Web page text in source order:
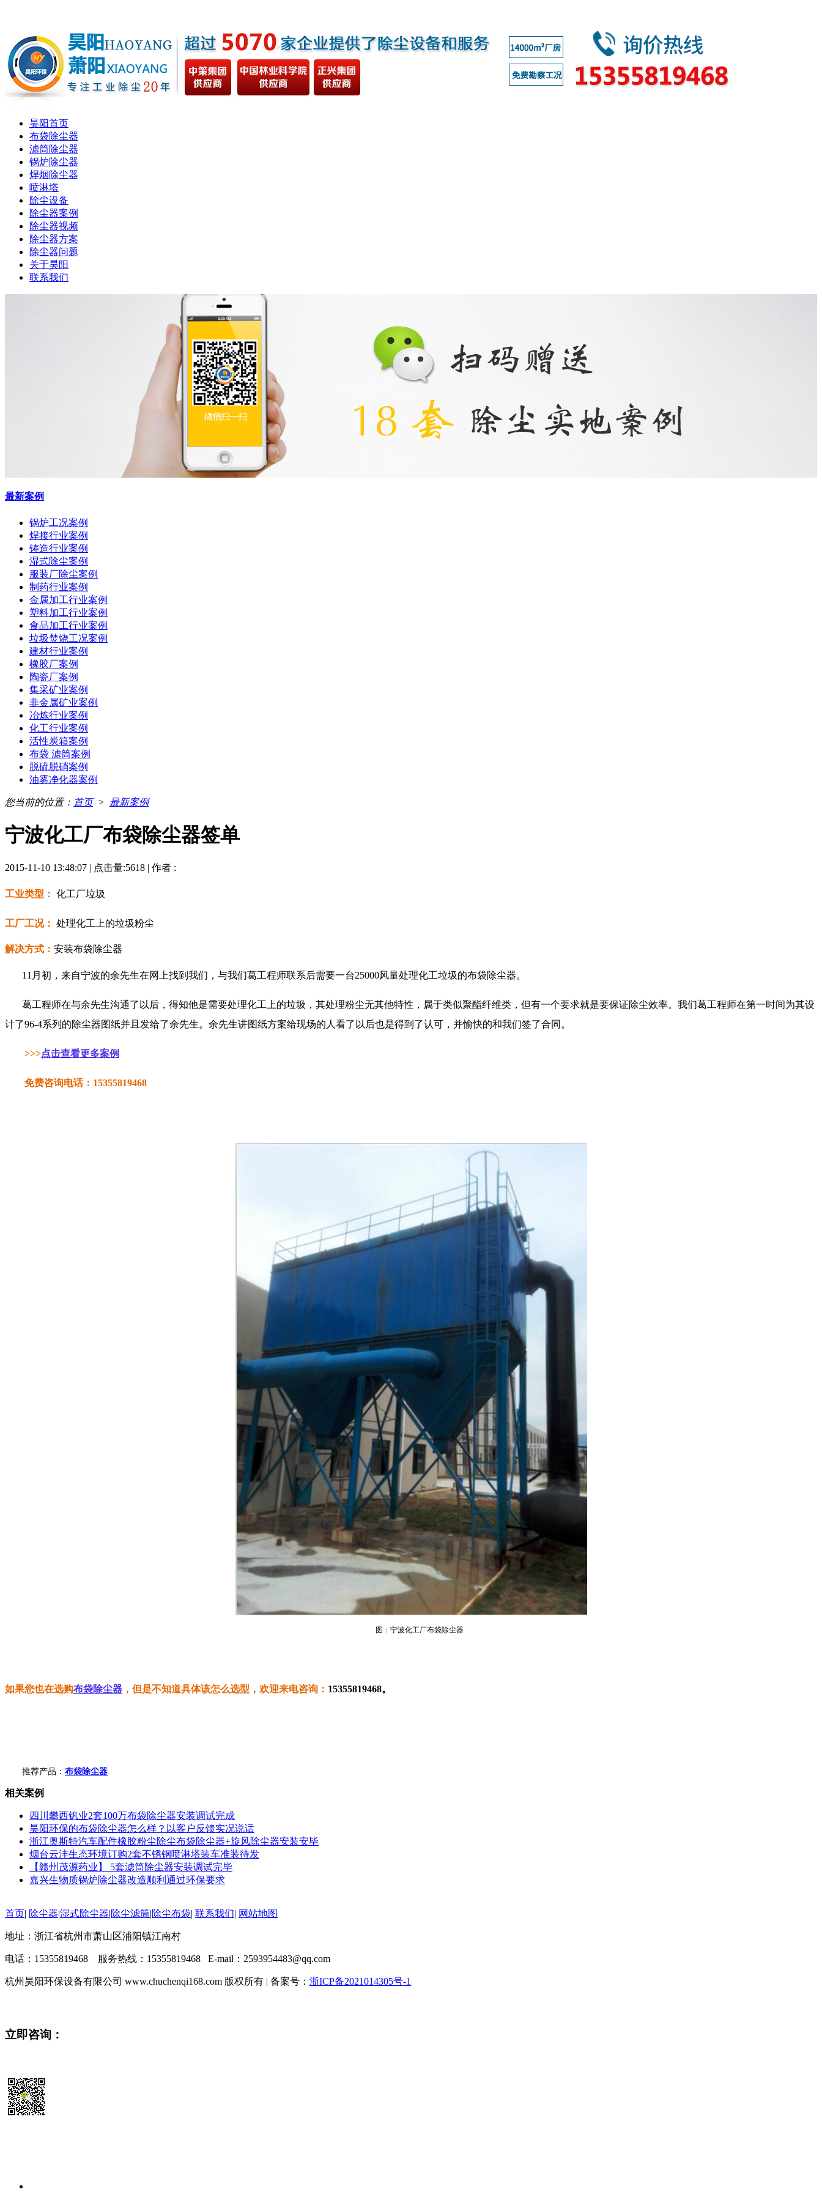
昊阳首页
布袋除尘器
滤筒除尘器
锅炉除尘器
焊烟除尘器
喷淋塔
除尘设备
除尘器案例
除尘器视频
除尘器方案
除尘器问题
关于昊阳
联系我们
最新案例
锅炉工况案例
焊接行业案例
铸造行业案例
湿式除尘案例
服装厂除尘案例
制药行业案例
金属加工行业案例
塑料加工行业案例
食品加工行业案例
垃圾焚烧工况案例
建材行业案例
橡胶厂案例
陶瓷厂案例
集采矿业案例
非金属矿业案例
冶炼行业案例
化工行业案例
活性炭箱案例
布袋 滤筒案例
脱硫脱硝案例
油雾净化器案例
您当前的位置： 首页> 最新案例
宁波化工厂布袋除尘器签单
2015-11-10 13:48:07 | 点击量:5618 | 作者 :
工业类型： 化工厂垃圾
工厂工况： 处理化工上的垃圾粉尘
解决方式： 安装布袋除尘器
11月初，来自宁波的余先生在网上找到我们，与我们葛工程师联系后需要一台25000风量处理化工垃圾的布袋除尘器。
葛工程师在与余先生沟通了以后，得知他是需要处理化工上的垃圾，其处理粉尘无其他特性，属于类似聚酯纤维类，但有一个要求就是要保证除尘效率。我们葛工程师在第一时间为其设
计了96-4系列的除尘器图纸并且发给了余先生。余先生讲图纸方案给现场的人看了以后也是得到了认可，并愉快的和我们签了合同。
>>>点击查看更多案例
免费咨询电话：15355819468
图：宁波化工厂布袋除尘器
如果您也在选购布袋除尘器 ，但是不知道具体该怎么选型，欢迎来电咨询： 15355819468。
推荐产品： 布袋除尘器
相关案例
四川攀西钒业2套100万布袋除尘器安装调试完成
昊阳环保的布袋除尘器怎么样？以客户反馈实况说话
浙江奥斯特汽车配件橡胶粉尘除尘布袋除尘器+旋风除尘器安装安毕
烟台云沣生态环境订购2套不锈钢喷淋塔装车准装待发
【赣州茂源药业】 5套滤筒除尘器安装调试完毕
嘉兴生物质锅炉除尘器改造顺利通过环保要求
首页| 除尘器|湿式除尘器|除尘滤筒|除尘布袋| 联系我们| 网站地图
地址：浙江省杭州市萧山区浦阳镇江南村
电话：15355819468 服务热线：15355819468 E-mail：2593954483@qq.com
杭州昊阳环保设备有限公司 www.chuchenqi168.com 版权所有 | 备案号： 浙ICP备2021014305号-1
立即咨询：